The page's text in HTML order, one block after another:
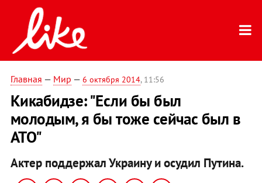
Главная — Мир — 6 октября 2014, 11:56
Кикабидзе: "Если бы был
молодым, я бы тоже сейчас был в
АТО"
Актер поддержал Украину и осудил Путина.